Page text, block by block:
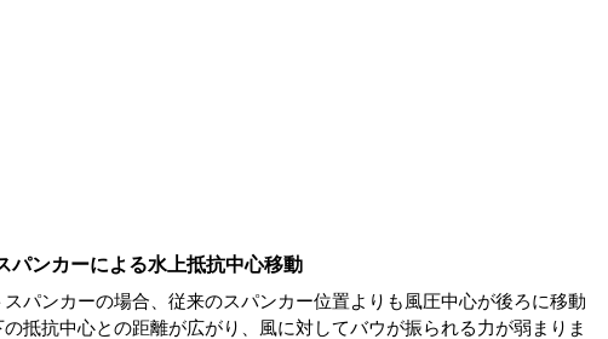
パンカーによる水上抵抗中心移動
スパンカーの場合、従来のスパンカー位置よりも風圧中心が後ろに移動
の抵抗中心との距離が広がり、風に対してバウが振られる力が弱まりま